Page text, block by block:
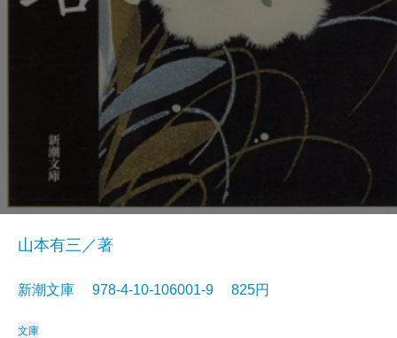
山本有三／著
新潮文庫 978-4-10-106001-9 825円
文庫